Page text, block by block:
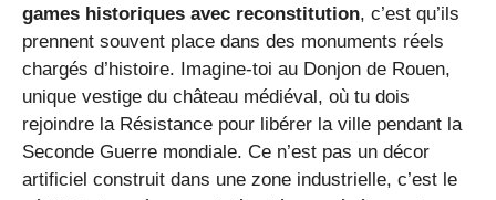
games historiques avec reconstitution, c’est qu’ils
prennent souvent place dans des monuments réels
chargés d’histoire. Imagine-toi au Donjon de Rouen,
unique vestige du château médiéval, où tu dois
rejoindre la Résistance pour libérer la ville pendant la
Seconde Guerre mondiale. Ce n’est pas un décor
artificiel construit dans une zone industrielle, c’est le